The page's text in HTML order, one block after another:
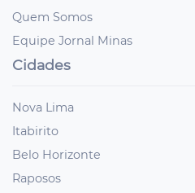
Quem Somos
Equipe Jornal Minas
Cidades
Nova Lima
Itabirito
Belo Horizonte
Raposos